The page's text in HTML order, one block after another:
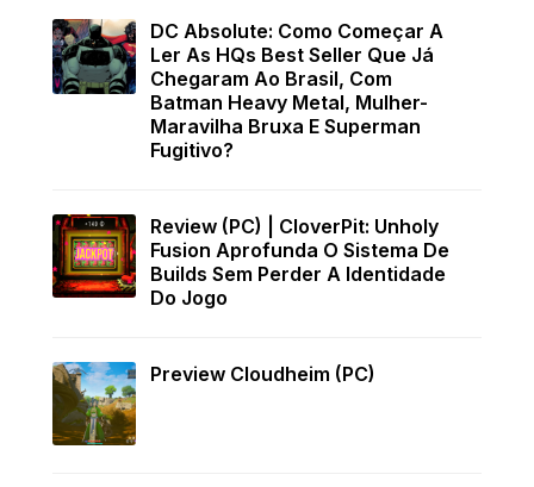
DC Absolute: Como Começar A
Ler As HQs Best Seller Que Já
Chegaram Ao Brasil, Com
Batman Heavy Metal, Mulher-
Maravilha Bruxa E Superman
Fugitivo?
Review (PC) | CloverPit: Unholy
Fusion Aprofunda O Sistema De
Builds Sem Perder A Identidade
Do Jogo
Preview Cloudheim (PC)